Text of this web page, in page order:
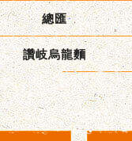
總匯
讚岐烏龍麵